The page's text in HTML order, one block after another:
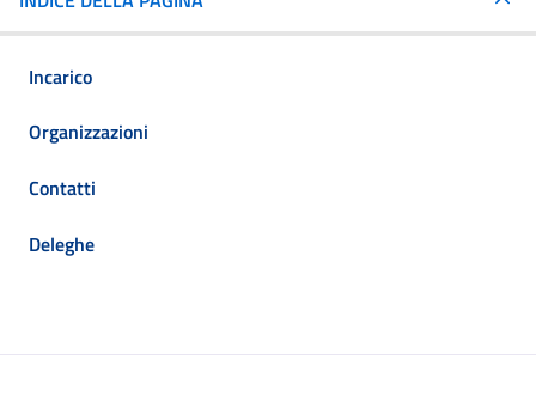
Incarico
Organizzazioni
Contatti
Deleghe